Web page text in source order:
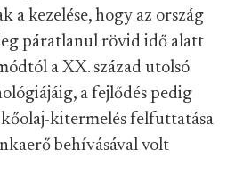
a kezelése, hogy az ország
páratlanul rövid idő alatt
a XX. század utolsó
a fejlődés pedig
kitermelés felfuttatása
behívásával volt